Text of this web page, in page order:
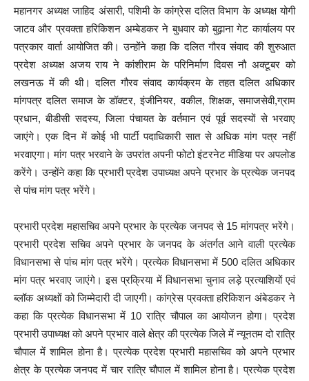
महानगर अध्यक्ष जाहिद अंसारी, पशिमी के कांग्रेस दलित विभाग के अध्यक्ष योगी
जाटव और प्रवक्ता हरिकिशन अम्बेडकर ने बुधवार को बुढ़ाना गेट कार्यालय पर
पत्रकार वार्ता आयोजित की। उन्होंने कहा कि दलित गौरव संवाद की शुरुआत
प्रदेश अध्यक्ष अजय राय ने कांशीराम के परिनिर्माण दिवस नौ अक्टूबर को
लखनऊ में की थी। दलित गौरव संवाद कार्यक्रम के तहत दलित अधिकार
मांगपत्र दलित समाज के डॉक्टर, इंजीनियर, वकील, शिक्षक, समाजसेवी,ग्राम
प्रधान, बीडीसी सदस्य, जिला पंचायत के वर्तमान एवं पूर्व सदस्यों से भरवाए
जाएंगे। एक दिन में कोई भी पार्टी पदाधिकारी सात से अधिक मांग पत्र नहीं
भरवाएगा। मांग पत्र भरवाने के उपरांत अपनी फोटो इंटरनेट मीडिया पर अपलोड
करेंगे। उन्होंने कहा कि प्रभारी प्रदेश उपाध्यक्ष अपने प्रभार के प्रत्येक जनपद
से पांच मांग पत्र भरेंगे।
प्रभारी प्रदेश महासचिव अपने प्रभार के प्रत्येक जनपद से 15 मांगपत्र भरेंगे।
प्रभारी प्रदेश सचिव अपने प्रभार के जनपद के अंतर्गत आने वाली प्रत्येक
विधानसभा से पांच मांग पत्र भरेंगे। प्रत्येक विधानसभा में 500 दलित अधिकार
मांग पत्र भरवाए जाएंगे। इस प्रक्रिया में विधानसभा चुनाव लड़े प्रत्याशियों एवं
ब्लॉक अध्यक्षों को जिम्मेदारी दी जाएगी। कांग्रेस प्रवक्ता हरिकिशन अंबेडकर ने
कहा कि प्रत्येक विधानसभा में 10 रात्रि चौपाल का आयोजन होगा। प्रदेश
प्रभारी उपाध्यक्ष को अपने प्रभार वाले क्षेत्र की प्रत्येक जिले में न्यूनतम दो रात्रि
चौपाल में शामिल होना है। प्रत्येक प्रदेश प्रभारी महासचिव को अपने प्रभार
क्षेत्र के प्रत्येक जनपद में चार रात्रि चौपाल में शामिल होना है। प्रत्येक प्रदेश